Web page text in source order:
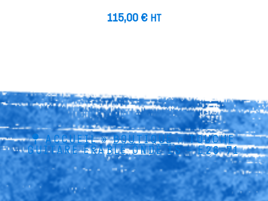
115,00 € HT
ACCUEIL»BOUTIQUE»TOUCHE
GUITARE ÉRABLE ONDÉ 1S – E26-71